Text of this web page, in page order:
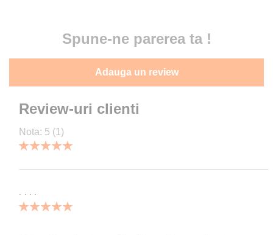
Review-uri clienti
Nota: 5 (1)
Spune-ne parerea ta !
Adauga un review